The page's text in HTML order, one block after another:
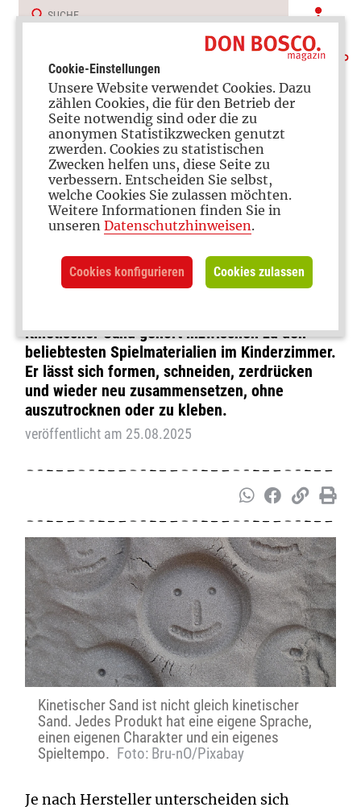
Förderung
Sensorisches Spielen mit
kinetischem Sand: Top 3
Anbieter im Überblick
Kinetischer Sand gehört inzwischen zu den
beliebtesten Spielmaterialien im Kinderzimmer.
Er lässt sich formen, schneiden, zerdrücken
und wieder neu zusammensetzen, ohne
auszutrocknen oder zu kleben.
veröffentlicht am 25.08.2025
Kinetischer Sand ist nicht gleich kinetischer
Sand. Jedes Produkt hat eine eigene Sprache,
einen eigenen Charakter und ein eigenes
Spieltempo. Foto: Bru-nO/Pixabay
Je nach Hersteller unterscheiden sich
Cookie-Einstellungen
Unsere Website verwendet Cookies. Dazu
zählen Cookies, die für den Betrieb der
Seite notwendig sind oder die zu
anonymen Statistikzwecken genutzt
zwerden. Cookies zu statistischen
Zwecken helfen uns, diese Seite zu
verbessern. Entscheiden Sie selbst,
welche Cookies Sie zulassen möchten.
Weitere Informationen finden Sie in
unseren Datenschutzhinweisen.
Cookies konfigurieren Cookies zulassen